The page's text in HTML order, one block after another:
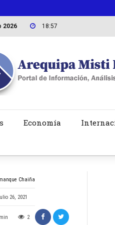
2026 18:57
Economía
Chaiña
26, 2021
min 2